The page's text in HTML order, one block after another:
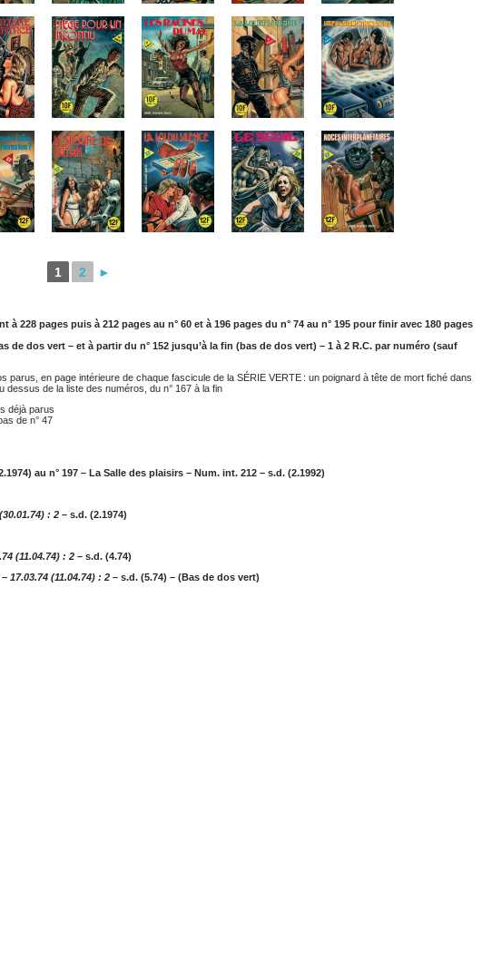
1 2 ►
228 pages puis à 212 pages au n° 60 et à 196 pages du n° 74 au n° 195 pour finir avec 180 pages
de dos vert – et à partir du n° 152 jusqu’à la fin (bas de dos vert) – 1 à 2 R.C. par numéro (sauf
en page intérieure de chaque fascicule de la SÉRIE VERTE : un poignard à tête de mort fiché dans
dessus de la liste des numéros, du n° 167 à la fin
déjà parus
de n° 47
au n° 197 – La Salle des plaisirs – Num. int. 212 – s.d. (2.1992)
: 2– s.d. (2.1974)
(11.04.74) : 2– s.d. (4.74)
17.03.74 (11.04.74) : 2– s.d. (5.74) – (Bas de dos vert)